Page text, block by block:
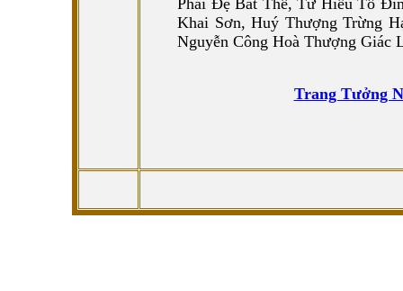
Phái Đệ Bát Thế, Từ Hiếu Tổ
Khai Sơn, Huý Thượng Trừng
Nguyễn Công Hoà Thượng Giác
Trang Tưởng